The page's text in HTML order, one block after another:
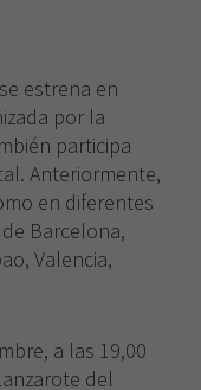
estrena en
por la
participa
Anteriormente,
en diferentes
Barcelona,
Valencia,
a las 19,00
del